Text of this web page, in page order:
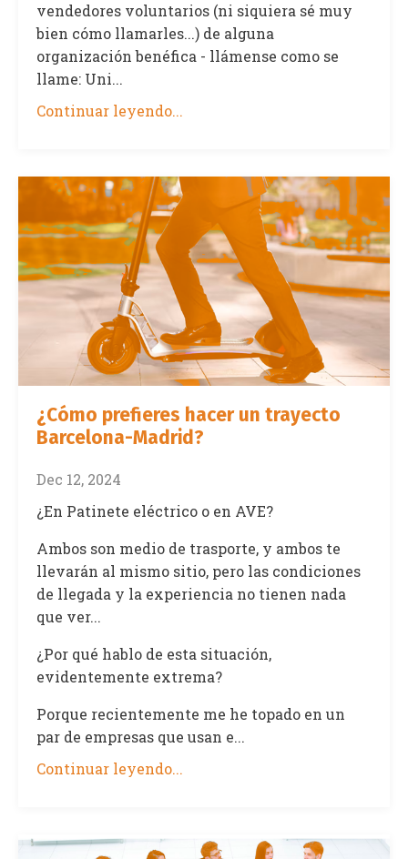
vendedores voluntarios (ni siquiera sé muy
bien cómo llamarles...) de alguna
organización benéfica - llámense como se
llame: Uni...
Continuar leyendo...
¿Cómo prefieres hacer un trayecto
Barcelona-Madrid?
Dec 12, 2024
¿En Patinete eléctrico o en AVE?
Ambos son medio de trasporte, y ambos te
llevarán al mismo sitio, pero las condiciones
de llegada y la experiencia no tienen nada
que ver...
¿Por qué hablo de esta situación,
evidentemente extrema?
Porque recientemente me he topado en un
par de empresas que usan e...
Continuar leyendo...